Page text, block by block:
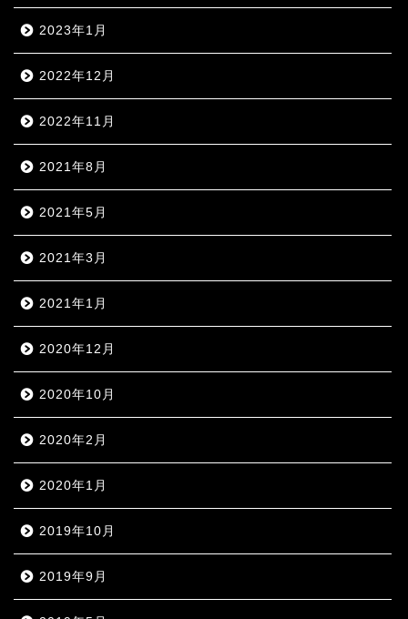
2023年1月
2022年12月
2022年11月
2021年8月
2021年5月
2021年3月
2021年1月
2020年12月
2020年10月
2020年2月
2020年1月
2019年10月
2019年9月